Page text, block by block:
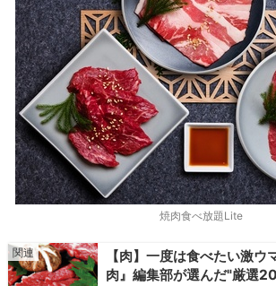
焼肉食べ放題Lite
【肉】一度は食べたい激
肉』編集部が選んだ"厳選20